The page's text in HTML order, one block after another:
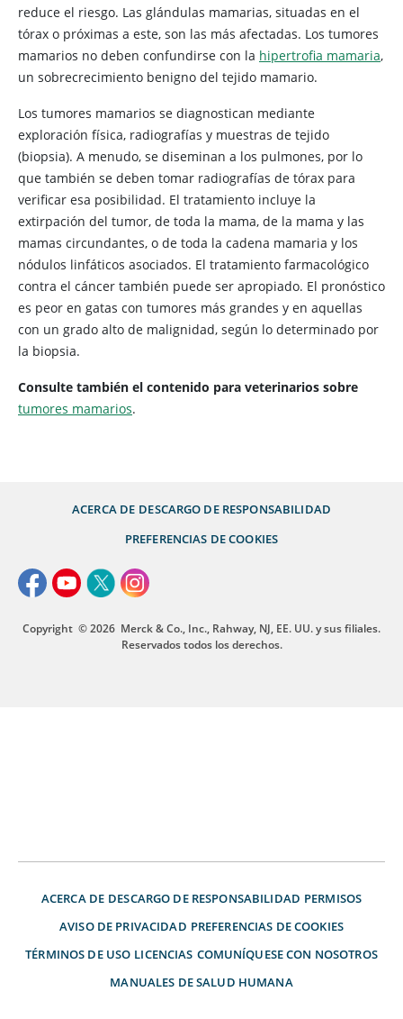
reduce el riesgo. Las glándulas mamarias, situadas en el
tórax o próximas a este, son las más afectadas. Los tumores
mamarios no deben confundirse con la hipertrofia mamaria,
un sobrecrecimiento benigno del tejido mamario.
Los tumores mamarios se diagnostican mediante
exploración física, radiografías y muestras de tejido
(biopsia). A menudo, se diseminan a los pulmones, por lo
que también se deben tomar radiografías de tórax para
verificar esa posibilidad. El tratamiento incluye la
extirpación del tumor, de toda la mama, de la mama y las
mamas circundantes, o de toda la cadena mamaria y los
nódulos linfáticos asociados. El tratamiento farmacológico
contra el cáncer también puede ser apropiado. El pronóstico
es peor en gatas con tumores más grandes y en aquellas
con un grado alto de malignidad, según lo determinado por
la biopsia.
Consulte también el contenido para veterinarios sobre
tumores mamarios.
ACERCA DE DESCARGO DE RESPONSABILIDAD
PREFERENCIAS DE COOKIES
Copyright © 2026 Merck & Co., Inc., Rahway, NJ, EE. UU. y sus filiales.
Reservados todos los derechos.
ACERCA DE DESCARGO DE RESPONSABILIDAD PERMISOS
AVISO DE PRIVACIDAD PREFERENCIAS DE COOKIES
TÉRMINOS DE USO LICENCIAS COMUNÍQUESE CON NOSOTROS
MANUALES DE SALUD HUMANA